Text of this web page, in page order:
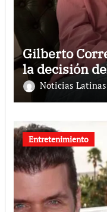
Gilberto
la decisión
Noticias Latinas
Entretenimiento